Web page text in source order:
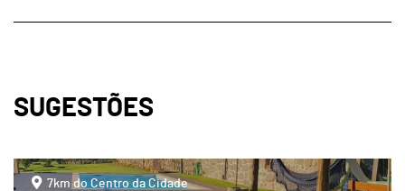
SUGESTÕES
page
7km do Centro da Cidade